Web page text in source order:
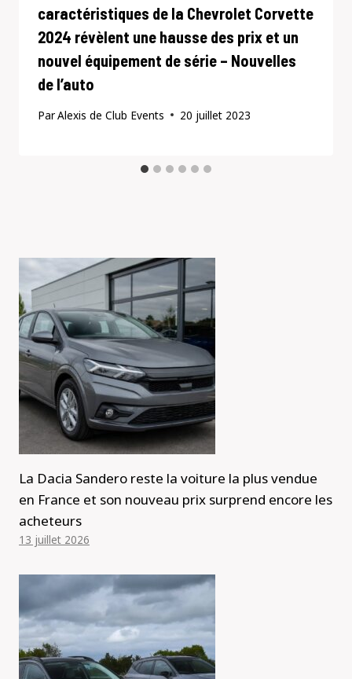
caractéristiques de la Chevrolet Corvette
2024 révèlent une hausse des prix et un
nouvel équipement de série – Nouvelles
de l’auto
ParAlexis de Club Events 20 juillet 2023
La Dacia Sandero reste la voiture la plus vendue
en France et son nouveau prix surprend encore les
acheteurs
13 juillet 2026